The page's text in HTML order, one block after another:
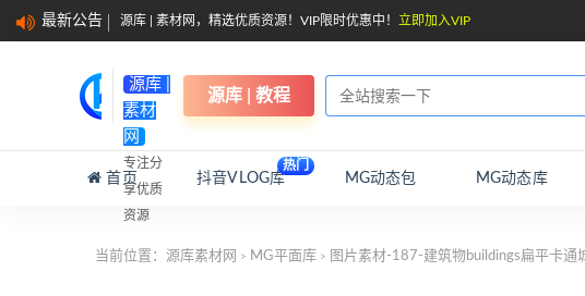
最新公告 源库 | 素材网，精选优质资源！VIP限时优惠中！ 立即加入VIP
源库 |
素材
网
专注分
享优质
资源
源库 | 教程
首页 抖音VLOG库
热门
MG动态包 MG动态库
当前位置： 源库素材网 > MG平面库 > 图片素材-187-建筑物buildings扁平卡通